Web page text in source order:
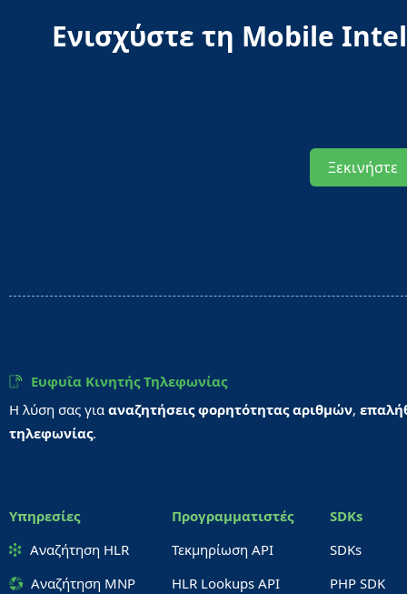
Ενισχύστε τη Mobile
Ξεκινήστε
Ευφυΐα Κινητής Τηλεφωνίας
Η λύση σας για αναζητήσεις φορητότητας αριθμών,
τηλεφωνίας.
Υπηρεσίες
Αναζήτηση HLR
Αναζήτηση MNP
Προγραμματιστές
Τεκμηρίωση API
HLR Lookups API
SDKs
SDKs
PHP SDK